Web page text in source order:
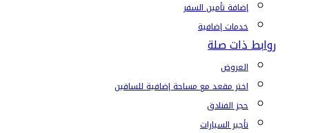
إضافة تأمين السفر
خدمات إضافية
روابط ذات صلة
العروض
اختر مقعد مع مساحة إضافية للساقين
حجز الفنادق
تأجير السيارات